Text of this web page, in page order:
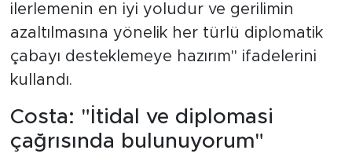
ilerlemenin en iyi yoludur ve gerilimin
azaltılmasına yönelik her türlü diplomatik
çabayı desteklemeye hazırım" ifadelerini
kullandı.
Costa: "İtidal ve diplomasi
çağrısında bulunuyorum"